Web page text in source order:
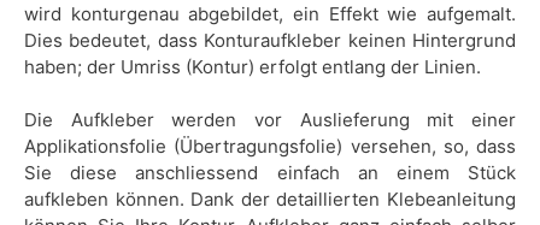
wird konturgenau abgebildet, ein Effekt wie aufgemalt.
Dies bedeutet, dass Konturaufkleber keinen Hintergrund
haben; der Umriss (Kontur) erfolgt entlang der Linien.
Die Aufkleber werden vor Auslieferung mit einer
Applikationsfolie (Übertragungsfolie) versehen, so, dass
Sie diese anschliessend einfach an einem Stück
aufkleben können. Dank der detaillierten Klebeanleitung